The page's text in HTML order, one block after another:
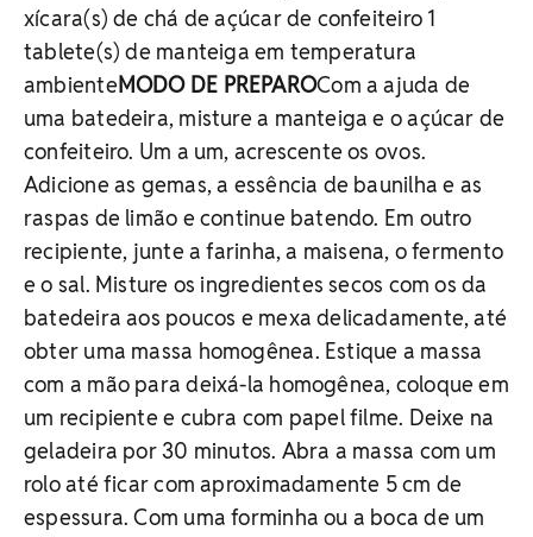
xícara(s) de chá de açúcar de confeiteiro 1
tablete(s) de manteiga em temperatura
ambienteMODO DE PREPAROCom a ajuda de
uma batedeira, misture a manteiga e o açúcar de
confeiteiro. Um a um, acrescente os ovos.
Adicione as gemas, a essência de baunilha e as
raspas de limão e continue batendo. Em outro
recipiente, junte a farinha, a maisena, o fermento
e o sal. Misture os ingredientes secos com os da
batedeira aos poucos e mexa delicadamente, até
obter uma massa homogênea. Estique a massa
com a mão para deixá-la homogênea, coloque em
um recipiente e cubra com papel filme. Deixe na
geladeira por 30 minutos. Abra a massa com um
rolo até ficar com aproximadamente 5 cm de
espessura. Com uma forminha ou a boca de um